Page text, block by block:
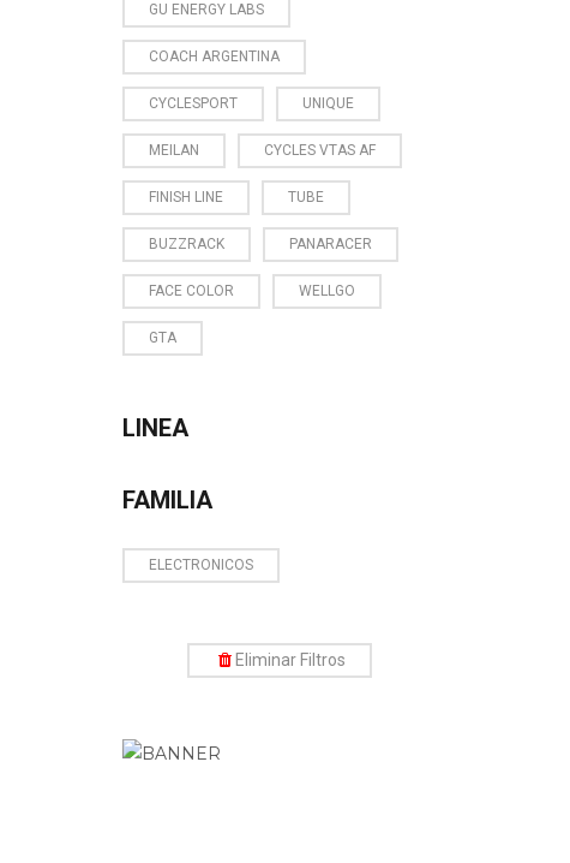
GU ENERGY LABS
COACH ARGENTINA
CYCLESPORT UNIQUE
MEILAN CYCLES VTAS AF
FINISH LINE TUBE
BUZZRACK PANARACER
FACE COLOR WELLGO
GTA
LINEA
FAMILIA
ELECTRONICOS
Eliminar Filtros